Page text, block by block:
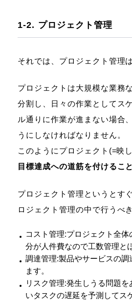
1-2. プロジェクト管理
それでは、プロジェクト管理
プロジェクトは大規模な業務
分割し、日々の作業としてス
ル通りに作業が進まない場合
うにしなければなりません。
このようにプロジェクト(=映
目標達成への道筋を付けるこ
プロジェクト管理というとす
ロジェクト管理の中で行うべ
コスト管理:プロジェクト全
分が人件費なので工数管理と
調達管理:製品やサービスの
ます。
リスク管理:発生しうる問題
いタスクの遅延を予測してス